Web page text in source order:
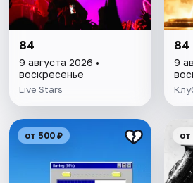
84
9 августа 2026 •
воскресенье
Live Stars
84
9
от 500 ₽ от